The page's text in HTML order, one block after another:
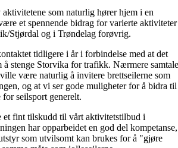
som naturlig hører hjem i en
et spennende bidrag for varierte aktiviteter
Stjørdal og i Trøndelag forøvrig.
tidligere i år i forbindelse med at det
å stenge Storvika for trafikk. Nærmere
være naturlig å invitere brettseilerne som
og at vi ser gode muligheter for å bidra til
seilsport generelt.
fint tilskudd til vårt aktivitetstilbud i
har opparbeidet en god del kompetanse,
som utvilsomt kan brukes for å "gjøre